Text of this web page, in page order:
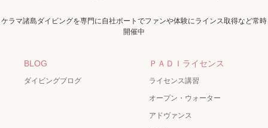
ケラマ諸島ダイビングを専門に自社ボートでファンや体験にラインス取得など常時
開催中
BLOG
ダイビングブログ
ＰＡＤＩライセンス
ライセンス講習
オープン・ウォーター
アドヴァンス